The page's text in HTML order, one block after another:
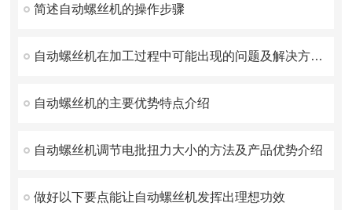
简述自动螺丝机的操作步骤
自动螺丝机在加工过程中可能出现的问题及解决方法分享
自动螺丝机的主要优势特点介绍
自动螺丝机调节电批扭力大小的方法及产品优势介绍
做好以下要点能让自动螺丝机发挥出理想功效